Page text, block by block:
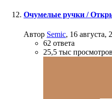
Очумелые ручки /
Автор Semic, 16 августа,
62 ответа
25,5 тыс просмотров